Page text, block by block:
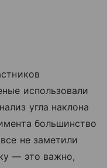
использовали
угла наклона
большинство
не заметили
— это важно,